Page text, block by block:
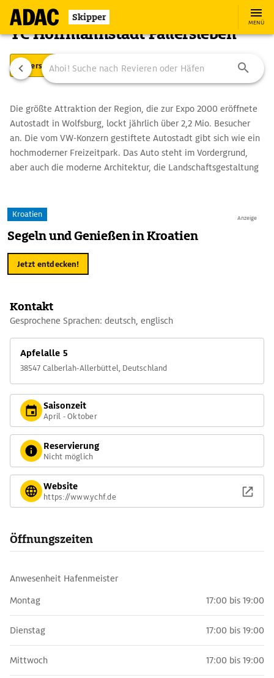
Skipper MENÜ
YC Hoffmannstadt Fallersleben
Übersicht Ausstattung Ansteuerung
Die größte Attraktion der Region, die zur Expo 2000 eröffnete
Autostadt in Wolfsburg, lockt jährlich über 2,2 Mio. Besucher
an. Die vom VW-Konzern gestiftete Autostadt gibt sich wie ein
hochmoderner Freizeitpark. Das Auto steht im Vordergrund,
aber auch die moderne Architektur, die Landschaftsgestaltung
ein Muss. Es widmet sich nicht nur allen Produkten der Marke,
Hierzu gehören neben Filmstar "Herbie" und den ersten
Prototypen des Golf und anderer Modelle auch Kuriositäten wie
ein Holz-Käfer oder ein Wasser-Golf auf hydraulischen Pontons.
Museumsfläche zu besichtigen.
Anzeige
Kroatien
Segeln und Genießen in Kroatien
Jetzt entdecken!
Kontakt
Gesprochene Sprachen: deutsch, englisch
Apfelalle 5
38547 Calberlah-Allerbüttel, Deutschland
Saisonzeit
April - Oktober
Reservierung
Nicht möglich
Website
https://www.ychf.de
Öffnungszeiten
Anwesenheit Hafenmeister
Montag
17:00 bis 19:00
Dienstag 17:00 bis 19:00
Mittwoch 17:00 bis 19:00